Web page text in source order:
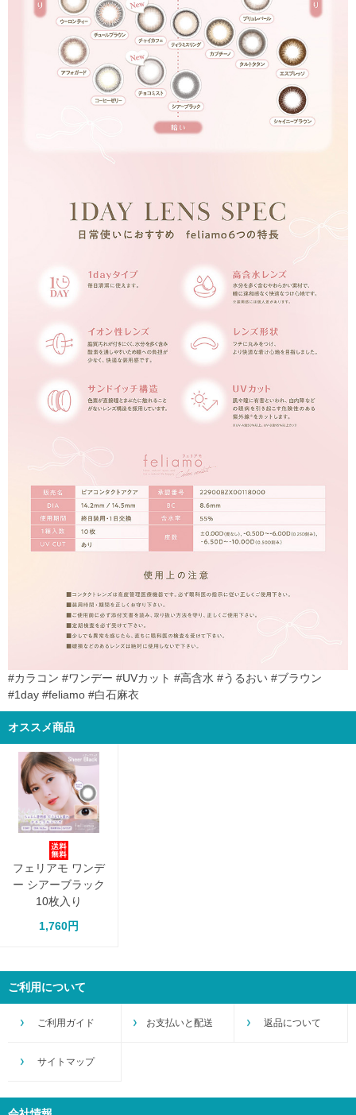
#カラコン #ワンデー #UVカット #高含水 #うるおい #ブラウン
#1day #feliamo #白石麻衣
オススメ商品
フェリアモ ワンデ
ー シアーブラック
10枚入り
1,760円
ご利用について
ご利用ガイド お支払いと配送 返品について
サイトマップ